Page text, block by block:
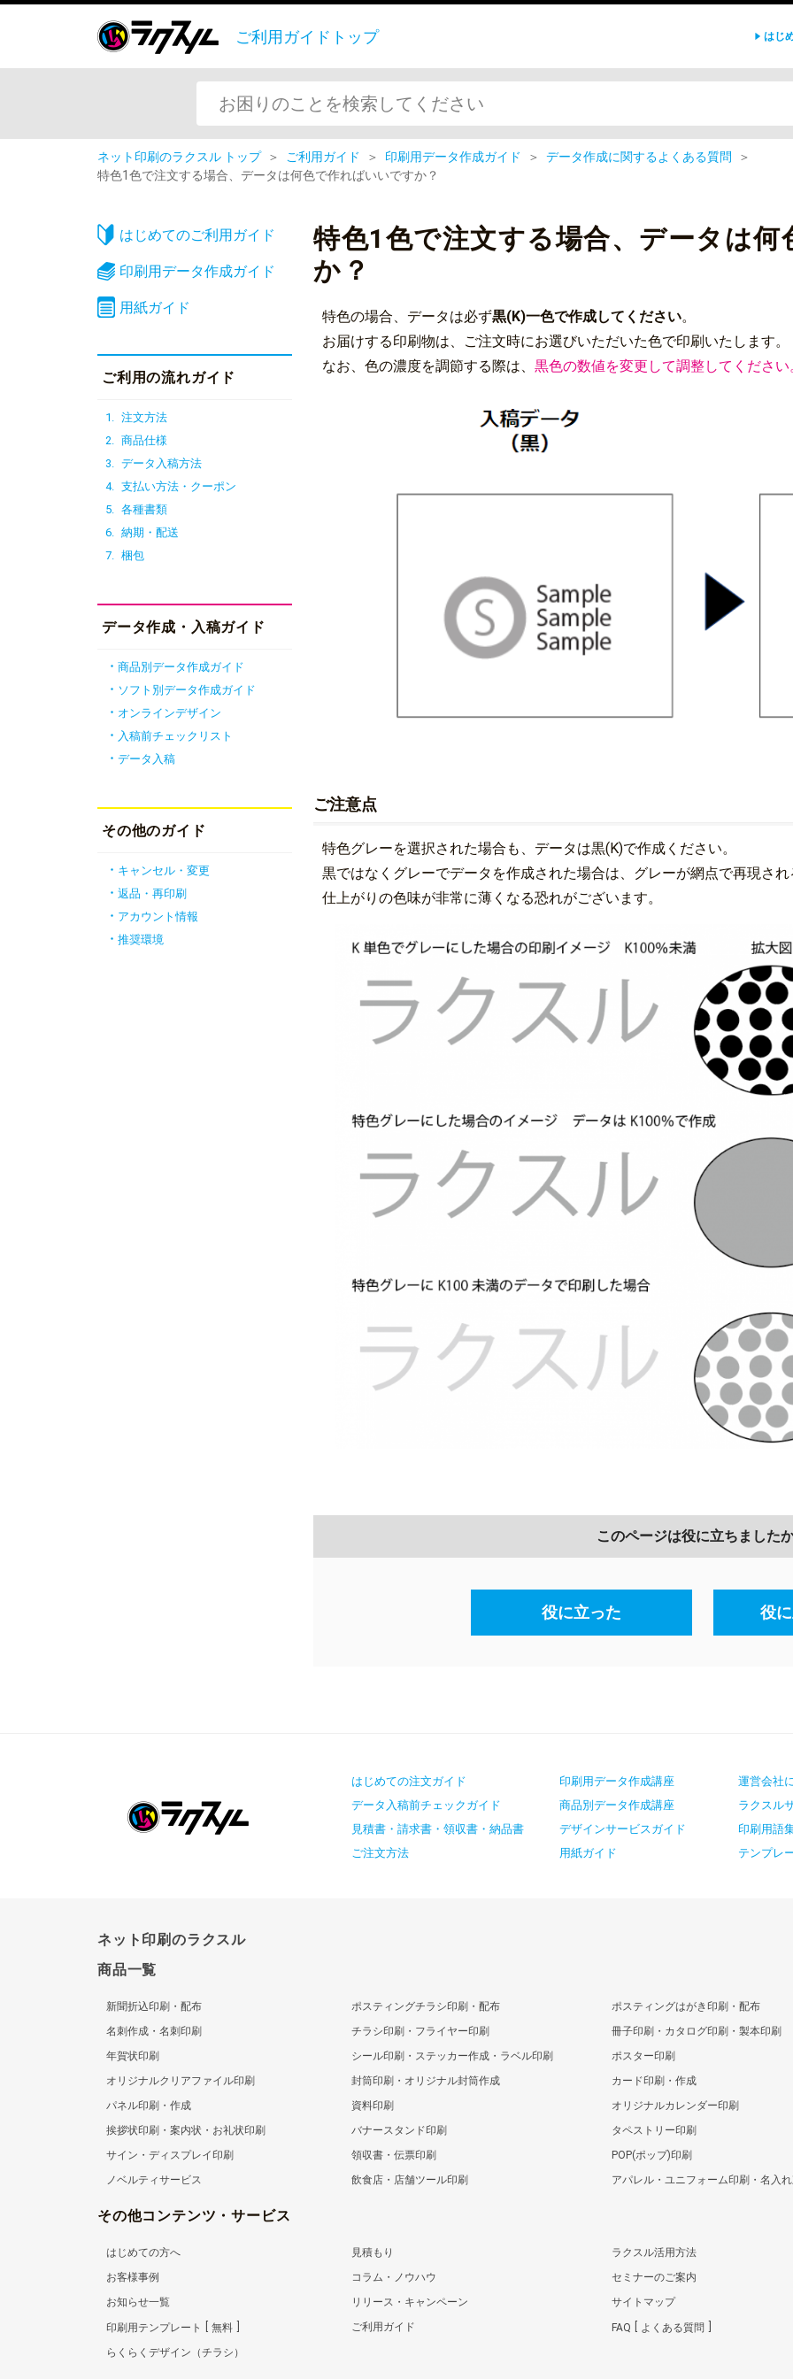
ご利用ガイドトップ はじ
ネット印刷のラクスル トップ ＞ ご利用ガイド ＞ 印刷用データ作成ガイド ＞ データ作成に関するよくある質問
＞
特色1色で注文する場合、データは何色で作ればいいですか？
特色1色で注文する場合、データは
か？
特色の場合、データは必ず黒(K)一色で作成してください。
お届けする印刷物は、ご注文時にお選びいただいた色で印刷いたします。
なお、色の濃度を調節する際は、 黒色の数値を変更して調整してください
ご注意点
特色グレーを選択された場合も、データは黒(K)で作成ください。
黒ではなくグレーでデータを作成された場合は、グレーが網点で再現さ
仕上がりの色味が非常に薄くなる恐れがございます。
このページは役に立ちました
役に立った 役
はじめてのご利用ガイド
印刷用データ作成ガイド
用紙ガイド
ご利用の流れガイド
1. 注文方法
2. 商品仕様
3. データ入稿方法
4. 支払い方法・クーポン
5. 各種書類
6. 納期・配送
7. 梱包
データ作成・入稿ガイド
商品別データ作成ガイド
ソフト別データ作成ガイド
オンラインデザイン
入稿前チェックリスト
データ入稿
その他のガイド
キャンセル・変更
返品・再印刷
アカウント情報
推奨環境
はじめての注文ガイド
データ入稿前チェックガイド
見積書・請求書・領収書・納品書
ご注文方法
印刷用データ作成講座
商品別データ作成講座
デザインサービスガイド
用紙ガイド
運営会社
ラクスル
印刷用語
テンプレ
ネット印刷のラクスル
商品一覧
新聞折込印刷・配布
名刺作成・名刺印刷
年賀状印刷
オリジナルクリアファイル印刷
パネル印刷・作成
挨拶状印刷・案内状・お礼状印刷
サイン・ディスプレイ印刷
ノベルティサービス
ポスティングチラシ印刷・配布
チラシ印刷・フライヤー印刷
シール印刷・ステッカー作成・ラベル印刷
封筒印刷・オリジナル封筒作成
資料印刷
バナースタンド印刷
領収書・伝票印刷
飲食店・店舗ツール印刷
ポスティングはがき印刷・配布
冊子印刷・カタログ印刷・製本印刷
ポスター印刷
カード印刷・作成
オリジナルカレンダー印刷
タペストリー印刷
POP(ポップ)印刷
アパレル・ユニフォーム印刷・名入
その他コンテンツ・サービス
はじめての方へ
お客様事例
お知らせ一覧
印刷用テンプレート
無料
らくらくデザイン（チラシ）
見積もり
コラム・ノウハウ
リリース・キャンペーン
ご利用ガイド
ラクスル活用方法
セミナーのご案内
サイトマップ
FAQ よくある質問